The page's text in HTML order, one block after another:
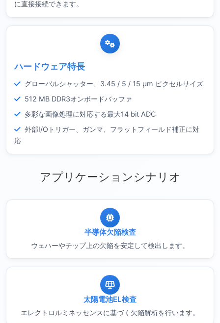
に直接接続できます。
ハードウェア特長
グローバルシャッター、3.45 / 5 / 15 µm ピクセルサイズ
512 MB DDR3オンボードバッファ
多彩な画像処理に対応する最大14 bit ADC
外部I/Oトリガー、ガンマ、フラットフィールド補正に対
応
アプリケーションシナリオ
半導体欠陥検査
ウェハーやチップ上の欠陥を安定して検出します。
太陽電池EL検査
エレクトロルミネッセンスに基づく欠陥解析を行います。